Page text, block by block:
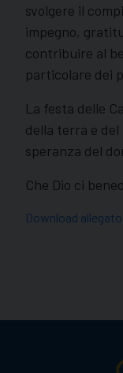
svolgere il
impegno,
contribuire al
particolare dei
La festa delle
della terra e
speranza del
Che Dio ci
Download allegato